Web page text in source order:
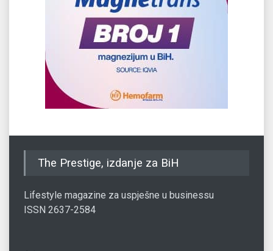
The Prestige, izdanje za BiH
Lifestyle magazine za uspješne u businessu
ISSN 2637-2584